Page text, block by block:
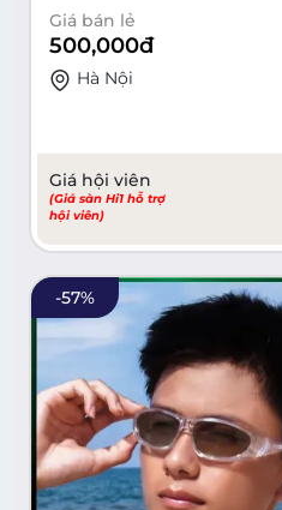
Giá bán lẻ
500,000đ
Hà Nội
Giá hội viên
(Giá sàn Hi1 hỗ trợ
hội viên)
-57%